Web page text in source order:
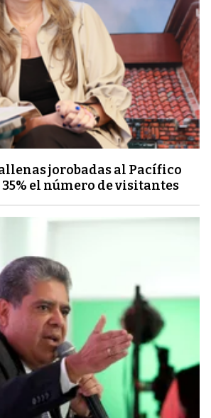
jorobadas al Pacífico
el número de visitantes